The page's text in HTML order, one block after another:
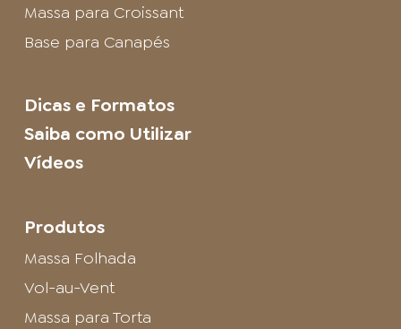
Massa para Croissant
Base para Canapés
Dicas e Formatos
Saiba como Utilizar
Vídeos
Produtos
Massa Folhada
Vol-au-Vent
Massa para Torta